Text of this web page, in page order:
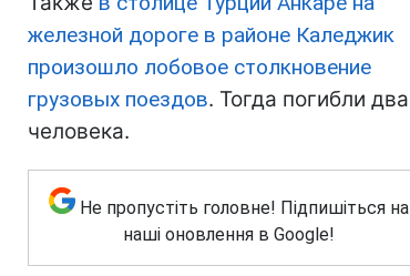
железной дороге в районе Каледжик
произошло лобовое столкновение
грузовых поездов. Тогда погибли два
человека.
Не пропустіть головне! Підпишіться на
наші оновлення в Google!